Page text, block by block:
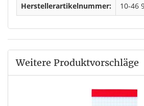
Herstellerartikelnummer: 10-46
Weitere Produktvorschläge